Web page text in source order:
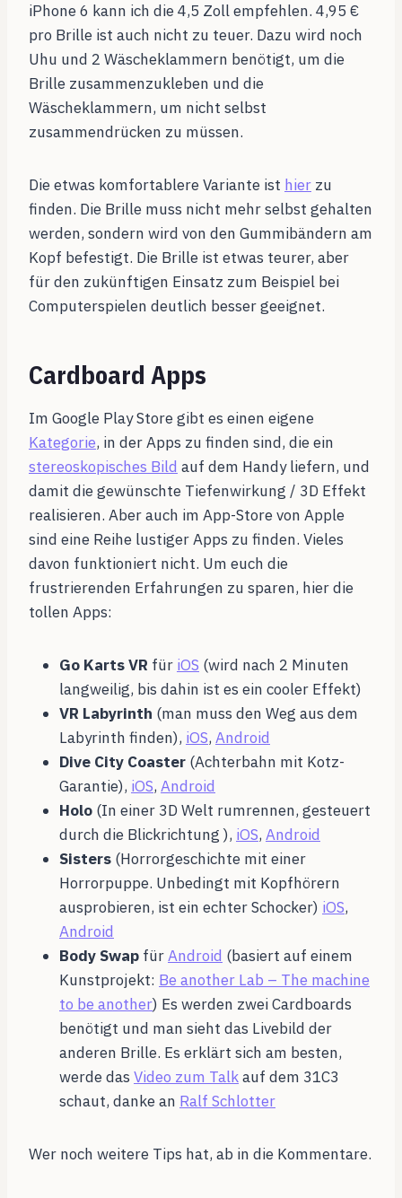
iPhone 6 kann ich die 4,5 Zoll empfehlen. 4,95 €
pro Brille ist auch nicht zu teuer. Dazu wird noch
Uhu und 2 Wäscheklammern benötigt, um die
Brille zusammenzukleben und die
Wäscheklammern, um nicht selbst
zusammendrücken zu müssen.
Die etwas komfortablere Variante ist hier zu
finden. Die Brille muss nicht mehr selbst gehalten
werden, sondern wird von den Gummibändern am
Kopf befestigt. Die Brille ist etwas teurer, aber
für den zukünftigen Einsatz zum Beispiel bei
Computerspielen deutlich besser geeignet.
Cardboard Apps
Im Google Play Store gibt es einen eigene
Kategorie, in der Apps zu finden sind, die ein
stereoskopisches Bild auf dem Handy liefern, und
damit die gewünschte Tiefenwirkung / 3D Effekt
realisieren. Aber auch im App-Store von Apple
sind eine Reihe lustiger Apps zu finden. Vieles
davon funktioniert nicht. Um euch die
frustrierenden Erfahrungen zu sparen, hier die
tollen Apps:
Go Karts VR für iOS (wird nach 2 Minuten
langweilig, bis dahin ist es ein cooler Effekt)
VR Labyrinth (man muss den Weg aus dem
Labyrinth finden), iOS, Android
Dive City Coaster (Achterbahn mit Kotz-
Garantie), iOS, Android
Holo (In einer 3D Welt rumrennen, gesteuert
durch die Blickrichtung ), iOS, Android
Sisters (Horrorgeschichte mit einer
Horrorpuppe. Unbedingt mit Kopfhörern
ausprobieren, ist ein echter Schocker) iOS,
Android
Body Swap fürAndroid (basiert auf einem
Kunstprojekt: Be another Lab – The machine
to be another) Es werden zwei Cardboards
benötigt und man sieht das Livebild der
anderen Brille. Es erklärt sich am besten,
werde das Video zum Talkauf dem 31C3
schaut, danke an Ralf Schlotter
Wer noch weitere Tips hat, ab in die Kommentare.